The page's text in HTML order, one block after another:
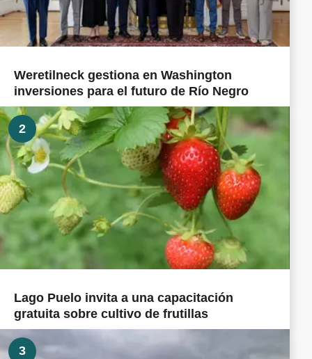
Weretilneck gestiona en Washington
inversiones para el futuro de Río Negro
2
Lago Puelo invita a una capacitación
gratuita sobre cultivo de frutillas
3